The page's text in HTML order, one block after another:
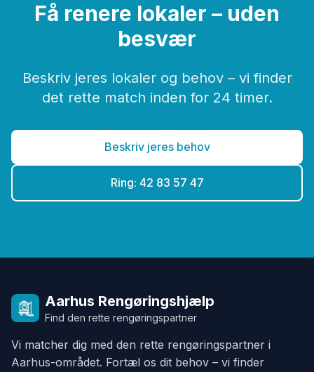
Få renere lokaler – uden
besvær
Beskriv jeres lokaler og behov – vi finder
det rette match inden for 24 timer.
Beskriv jeres behov
Ring: 42 83 57 47
Aarhus Rengøringshjælp
Find den rette rengøringspartner
Vi matcher dig med den rette rengøringspartner i
Aarhus-området. Fortæl os dit behov – vi finder